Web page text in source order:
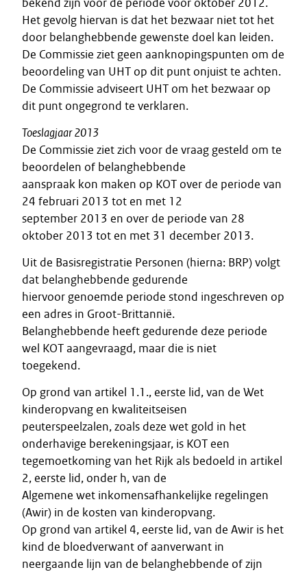
bekend zijn voor de periode voor oktober 2012.
Het gevolg hiervan is dat het bezwaar niet tot het
door belanghebbende gewenste doel kan leiden.
De Commissie ziet geen aanknopingspunten om de
beoordeling van UHT op dit punt onjuist te achten.
De Commissie adviseert UHT om het bezwaar op
dit punt ongegrond te verklaren.
Toeslagjaar 2013
De Commissie ziet zich voor de vraag gesteld om te
beoordelen of belanghebbende
aanspraak kon maken op KOT over de periode van
24 februari 2013 tot en met 12
september 2013 en over de periode van 28
oktober 2013 tot en met 31 december 2013.
Uit de Basisregistratie Personen (hierna: BRP) volgt
dat belanghebbende gedurende
hiervoor genoemde periode stond ingeschreven op
een adres in Groot-Brittannië.
Belanghebbende heeft gedurende deze periode
wel KOT aangevraagd, maar die is niet
toegekend.
Op grond van artikel 1.1., eerste lid, van de Wet
kinderopvang en kwaliteitseisen
peuterspeelzalen, zoals deze wet gold in het
onderhavige berekeningsjaar, is KOT een
tegemoetkoming van het Rijk als bedoeld in artikel
2, eerste lid, onder h, van de
Algemene wet inkomensafhankelijke regelingen
(Awir) in de kosten van kinderopvang.
Op grond van artikel 4, eerste lid, van de Awir is het
kind de bloedverwant of aanverwant in
neergaande lijn van de belanghebbende of zijn